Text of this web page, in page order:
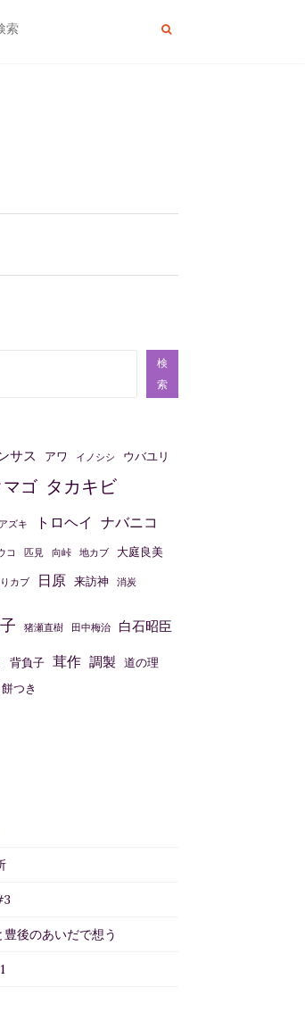
検
索
サス アワ イノシシ ウバユリ
マゴ タカキビ
ズキ トロヘイ ナバニコ
コ 匹見 向峠 地カブ 大庭良美
カブ 日原 来訪神 消炭
猪瀬直樹 田中梅治 白石昭臣
背負子 茸作 調製 道の理
餅つき
後のあいだで想う